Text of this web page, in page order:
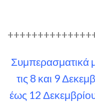
Συμπερασματικά
τις 8 και 9
έως 12